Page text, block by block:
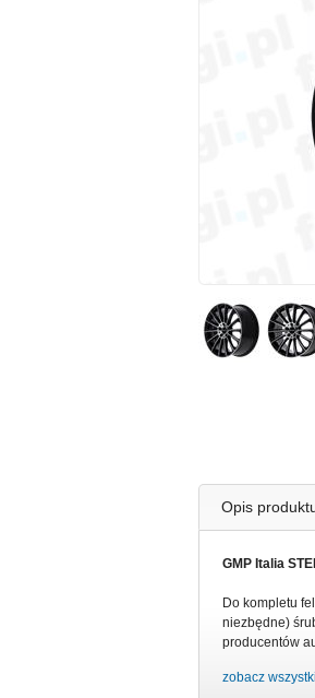
Opis
GMP Italia
Do kompletu
niezbędne)
producentów
zobacz